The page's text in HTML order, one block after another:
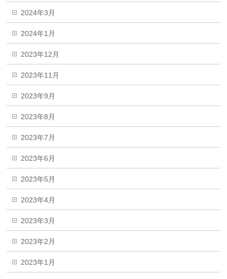
2024年3月
2024年1月
2023年12月
2023年11月
2023年9月
2023年8月
2023年7月
2023年6月
2023年5月
2023年4月
2023年3月
2023年2月
2023年1月